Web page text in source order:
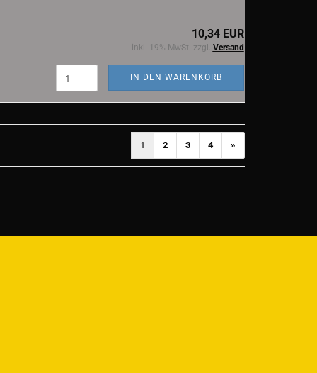
10,34 EUR
inkl. 19% MwSt. zzgl. Versand
IN DEN WARENKORB
1 2 3 4 »